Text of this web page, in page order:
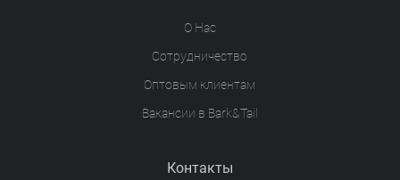
О Нас
Сотрудничество
Оптовым клиентам
Вакансии в Bark&Tail
Контакты